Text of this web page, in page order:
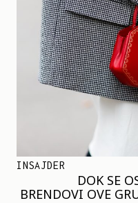
INSAJDER
DOK SE
BRENDOVI OVE